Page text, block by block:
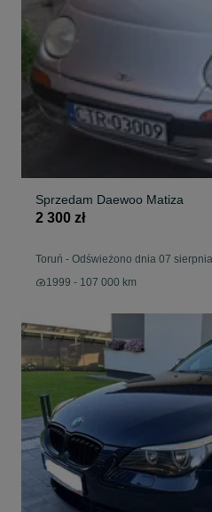
Sprzedam Daewoo Matiza
2 300 zł
Toruń - Odświeżono dnia 07
1999 - 107 000 km